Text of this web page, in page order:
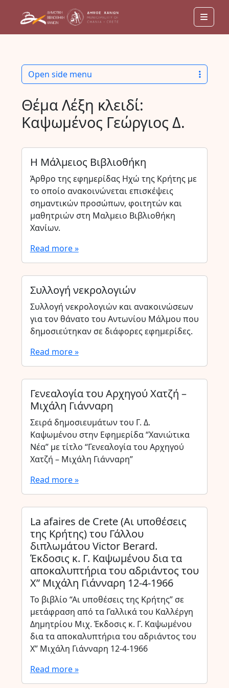
Θέμα Λέξη κλειδί:
Καψωμένος Γεώργιος Δ.
Η Μάλμειος Βιβλιοθήκη
Άρθρο της εφημερίδας Ηχώ της Κρήτης με
το οποίο ανακοινώνεται επισκέψεις
σημαντικών προσώπων, φοιτητών και
μαθητριών στη Μαλμειο Βιβλιοθήκη
Χανίων.
Read more »
Συλλογή νεκρολογιών
Συλλογή νεκρολογιών και ανακοινώσεων
για τον θάνατο του Αντωνίου Μάλμου που
δημοσιεύτηκαν σε διάφορες εφημερίδες.
Read more »
Γενεαλογία του Αρχηγού Χατζή –
Μιχάλη Γιάνναρη
Σειρά δημοσιευμάτων του Γ. Δ.
Καψωμένου στην Εφημερίδα “Χανιώτικα
Νέα” με τίτλο “Γενεαλογία του Αρχηγού
Χατζή – Μιχάλη Γιάνναρη”
Read more »
La afaires de Crete (Αι υποθέσεις
της Κρήτης) του Γάλλου
διπλωμάτου Victor Berard.
Έκδοσις κ. Γ. Καψωμένου δια τα
αποκαλυπτήρια του αδριάντος του
Χ” Μιχάλη Γιάνναρη 12-4-1966
Το βιβλίο “Αι υποθέσεις της Κρήτης” σε
μετάφραση από τα Γαλλικά του Καλλέργη
Δημητρίου Μιχ. Έκδοσις κ. Γ. Καψωμένου
δια τα αποκαλυπτήρια του αδριάντος του
Χ” Μιχάλη Γιάνναρη 12-4-1966
Read more »
Open side menu